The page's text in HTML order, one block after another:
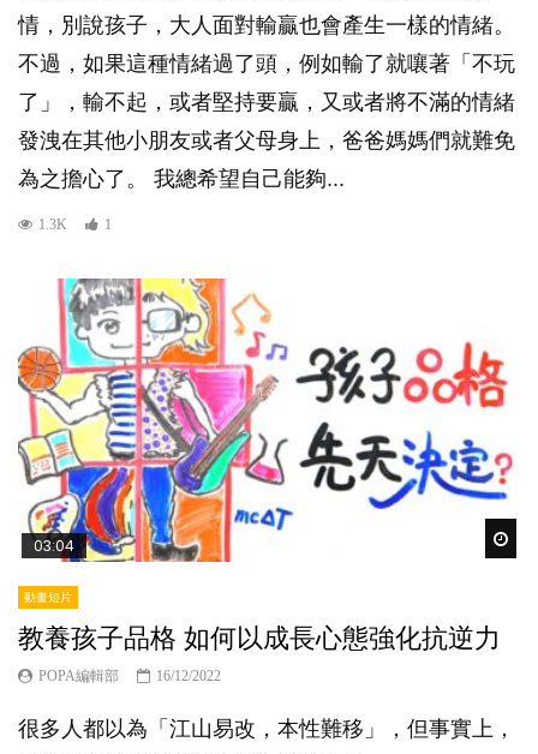
情，別說孩子，大人面對輸贏也會產生一樣的情緒。
不過，如果這種情緒過了頭，例如輸了就嚷著「不玩
了」，輸不起，或者堅持要贏，又或者將不滿的情緒
發洩在其他小朋友或者父母身上，爸爸媽媽們就難免
為之擔心了。 我總希望自己能夠...
1.3K 1
03:04
動畫短片
教養孩子品格 如何以成長心態強化抗逆力
POPA編輯部 16/12/2022
很多人都以為「江山易改，本性難移」，但事實上，